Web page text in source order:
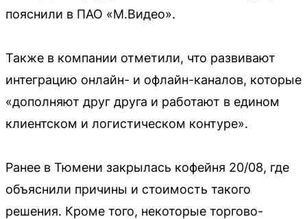
пояснили в ПАО «М.Видео».
Также в компании отметили, что развивают
интеграцию онлайн- и офлайн-каналов, которые
«дополняют друг друга и работают в едином
клиентском и логистическом контуре».
Ранее в Тюмени закрылась кофейня 20/08, где
объяснили причины и стоимость такого
решения. Кроме того, некоторые торгово-